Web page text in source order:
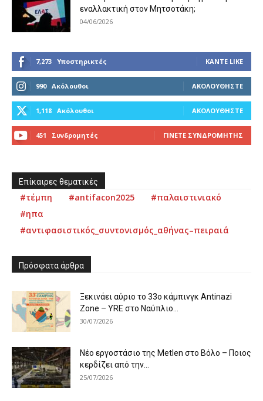
εναλλακτική στον Μητσοτάκη;
04/06/2026
7,273 Υποστηρικτές ΚΆΝΤΕ LIKE
990 Ακόλουθοι ΑΚΟΛΟΥΘΉΣΤΕ
1,118 Ακόλουθοι ΑΚΟΛΟΥΘΉΣΤΕ
451 Συνδρομητές ΓΊΝΕΤΕ ΣΥΝΔΡΟΜΗΤΉΣ
Επίκαιρες θεματικές
#τέμπη #antifacon2025
#παλαιστινιακό
#ηπα
#αντιφασιστικός_συντονισμός_αθήνας–πειραιά
Πρόσφατα άρθρα
Ξεκινάει αύριο το 33ο κάμπινγκ Antinazi
Zone – YRE στο Ναύπλιο...
30/07/2026
Νέο εργοστάσιο της Metlen στο Βόλο – Ποιος
κερδίζει από την...
25/07/2026